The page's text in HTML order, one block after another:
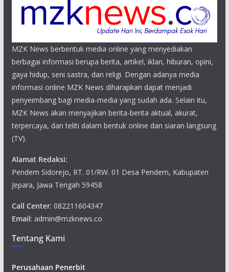
MZK News berbentuk media online yang menyediakan
berbagai informasi berupa berita, artikel, iklan, hiburan, opini,
gaya hidup, seni sastra, dan religi. Dengan adanya media
informasi online MZK News diharapkan dapat menjadi
penyeimbang bagi media-media yang sudah ada. Selain itu,
MZK News akan menyajikan berita-berita aktual, akurat,
terpercaya, dan teliti dalam bentuk online dan siaran langsung
(TV).
Alamat Redaksi:
Pendem Sidorejo, RT. 01/RW. 01 Desa Pendem, Kabupaten
Jepara, Jawa Tengah 59458
Call Center: 082211604347
Email: admin@mzknews.co
Tentang Kami
Perusahaan Penerbit